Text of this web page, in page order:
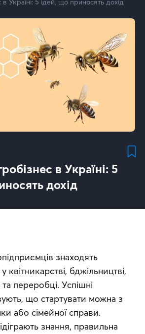
в Україні: 5
дохід
знаходять
квітникарстві, бджільництві,
переробці. Успішні
що стартувати можна з
або сімейної справи.
знання, правильна